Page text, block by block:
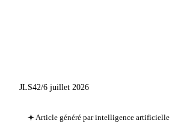
JLS42/6 juillet 2026
Article généré par intelligence artificielle